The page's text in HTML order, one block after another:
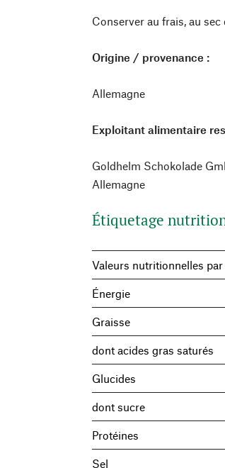
Conserver au frais, au
Origine / provenance :
Allemagne
Exploitant alimentaire
Goldhelm Schokolade
Allemagne
Étiquetage
Valeurs nutritionnelles par
Énergie
Graisse
dont acides gras saturés
Glucides
dont sucre
Protéines
Sel